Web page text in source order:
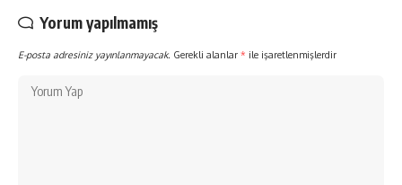
Yorum yapılmamış
E-posta adresiniz yayınlanmayacak. Gerekli alanlar * ile işaretlenmişlerdir